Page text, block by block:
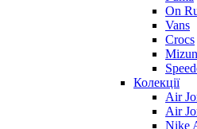
On
Vans
Crocs
Колекції
Air
Air
Nike